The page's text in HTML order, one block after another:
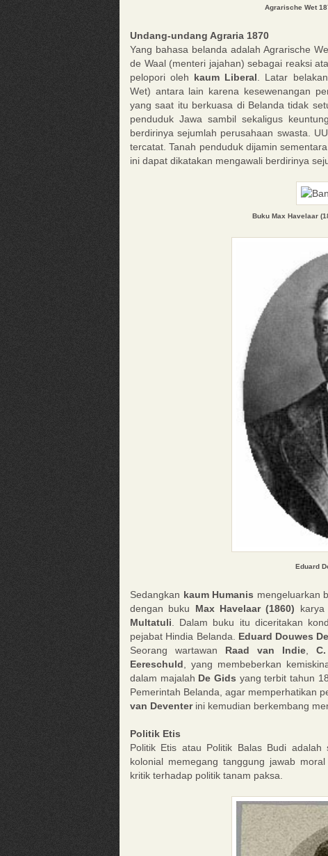
Agrarische Wet
Undang-undang Agraria 1870
Yang bahasa belanda adalah Agrarische
de Waal (menteri jajahan) sebagai reaksi
pelopori oleh kaum Liberal . Latar
Wet) antara lain karena kesewenangan
yang saat itu berkuasa di Belanda tidak
penduduk Jawa sambil sekaligus
berdirinya sejumlah perusahaan swasta.
tercatat. Tanah penduduk dijamin
ini dapat dikatakan mengawali berdirinya
Buku Max Havelaar
Eduard
Sedangkan kaum Humanis mengeluarkan
dengan buku Max Havelaar (1860) karya
Multatuli . Dalam buku itu diceritakan
pejabat Hindia Belanda. Eduard Douwes
Seorang wartawan Raad van Indie,
Eereschuld , yang membeberkan
dalam majalah De Gids yang terbit tahun
Pemerintah Belanda, agar memperhatikan
van Deventerini kemudian berkembang
Politik Etis
Politik Etis atau Politik Balas Budi adalah
kolonial memegang tanggung jawab
kritik terhadap politik tanam paksa.